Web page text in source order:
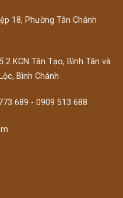
18, Phường Tân Chánh
KCN Tân Tạo, Bình Tân và
Bình Chánh
689 - 0909 513 688